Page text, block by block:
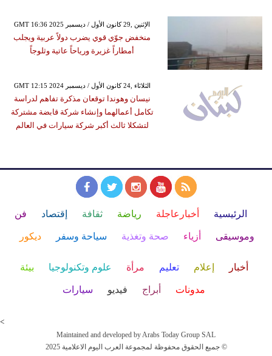
GMT 16:36 2025 الإثنين ,29 كانون الأول / ديسمبر
منخفض جوّي قوي يضرب دولاً عربية ويجلب
أمطاراً غزيرة ورياحاً عاتية وثلوجاً
GMT 12:15 2024 الثلاثاء ,24 كانون الأول / ديسمبر
نيسان وهوندا توقعان مذكرة تفاهم لدراسة
تكامل أعمالهما وإنشاء شركة قابضة مشتركة
لتشكلا ثالث أكبر شركة سيارات في العالم
الرئيسية أخبارعاجلة رياضة ثقافة إقتصاد فن
وموسيقى أزياء صحة وتغذية سياحة وسفر ديكور
أخبار إعلام تعليم مرأة علوم وتكنولوجيا بيئة
مدونات أبراج فيديو سيارات
<
Maintained and developed by Arabs Today Group SAL
جميع الحقوق محفوظة لمجموعة العرب اليوم الاعلامية 2025 ©